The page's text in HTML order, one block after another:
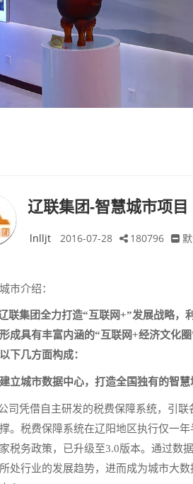
辽联集团-智慧城市项目
lnlljt 2016-07-28 180796
市介绍：
集团全力打造“互联网+”发展战略，
成具有丰富内涵的“互联网+经济文化
下几方面构成：
立城市数据中心，打造全国独有的智慧
凭借自主研发的税费保障系统，引联
。税费保障系统在辽阳地区执行仅一
税务政策，已升级至3.0版本。通过数
处行业的发展趋势，进而成为城市大